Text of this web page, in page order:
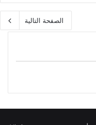
الصفحة التالية